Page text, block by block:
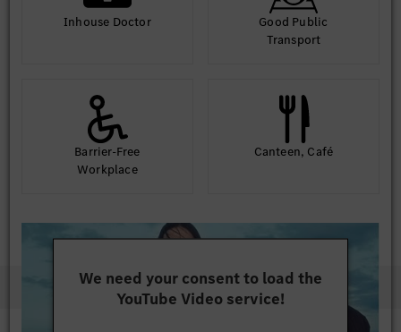
Inhouse Doctor
Good Public
Transport
Barrier-Free
Workplace
Canteen, Café
We need your consent to load the
YouTube Video service!